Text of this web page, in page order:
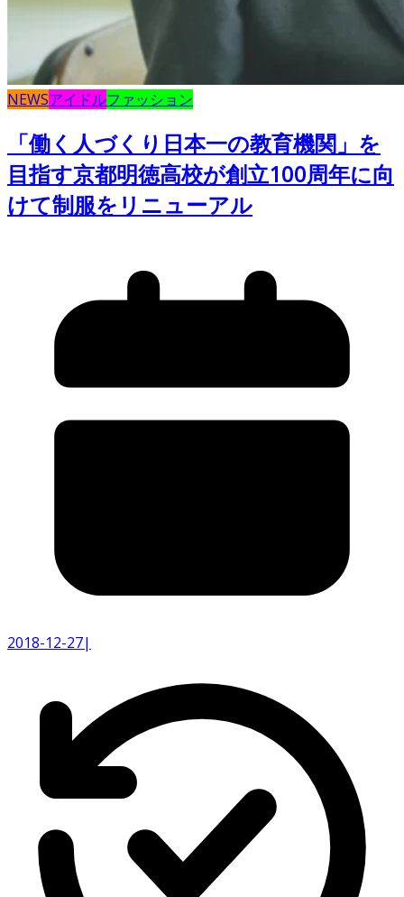
NEWSアイドルファッション
「働く人づくり日本一の教育機関」を
目指す京都明徳高校が創立100周年に向
けて制服をリニューアル
2018-12-27|